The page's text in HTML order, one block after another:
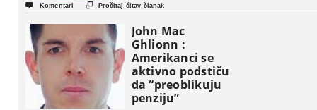
 Komentari  Pročitaj čitav članak
John Mac
Ghlionn :
Amerikanci se
aktivno podstiču
da “preoblikuju
penziju”